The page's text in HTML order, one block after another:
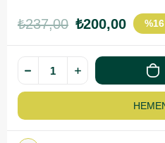
₺237,00 ₺200,00 %16